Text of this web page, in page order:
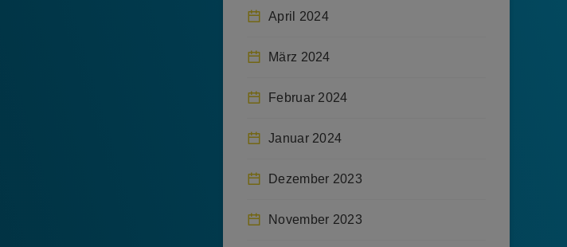
April 2024
März 2024
Februar 2024
Januar 2024
Dezember 2023
November 2023